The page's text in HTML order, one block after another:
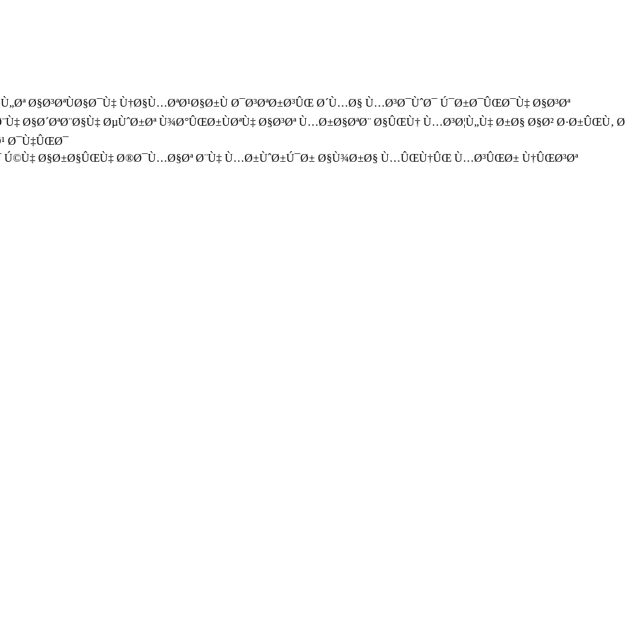
Ø§Ø³ØªÙØ§Ø¯Ù‡ Ù†Ø§Ù…ØªØ¹Ø§Ø±Ù Ø¯Ø³ØªØ±Ø³ÛŒ Ø´Ù…Ø§ Ù…Ø³Ø¯ÙˆØ¯ Ú¯Ø±Ø¯ÛŒØ¯Ù‡ Ø§Ø³Øª
Ø§Ø´ØªØ¨Ø§Ù‡ ØµÙˆØ±Øª Ù¾Ø°ÛŒØ±ÙØªÙ‡ Ø§Ø³Øª Ù…Ø±Ø§ØªØ¨ Ø§ÛŒÙ† Ù…Ø³Ø¦Ù„Ù‡ Ø±Ø§ Ø§Ø² Ø·Ø±ÛŒÙ‚ Ø
Ø¯Ù‡ÛŒØ¯
Ú©Ù‡ Ø§Ø±Ø§ÛŒÙ‡ Ø®Ø¯Ù…Ø§Øª Ø¨Ù‡ Ù…Ø±ÙˆØ±Ú¯Ø± Ø§Ù¾Ø±Ø§ Ù…ÛŒÙ†ÛŒ Ù…Ø³ÛŒØ± Ù†ÛŒØ³Øª